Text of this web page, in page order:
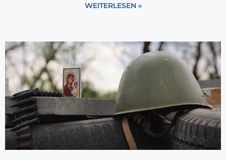
WEITERLESEN »